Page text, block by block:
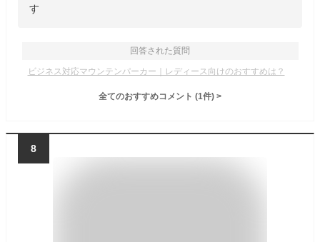
す
回答された質問
ビジネス対応マウンテンパーカー｜レディース向けのおすすめは？
全てのおすすめコメント (1件) >
8